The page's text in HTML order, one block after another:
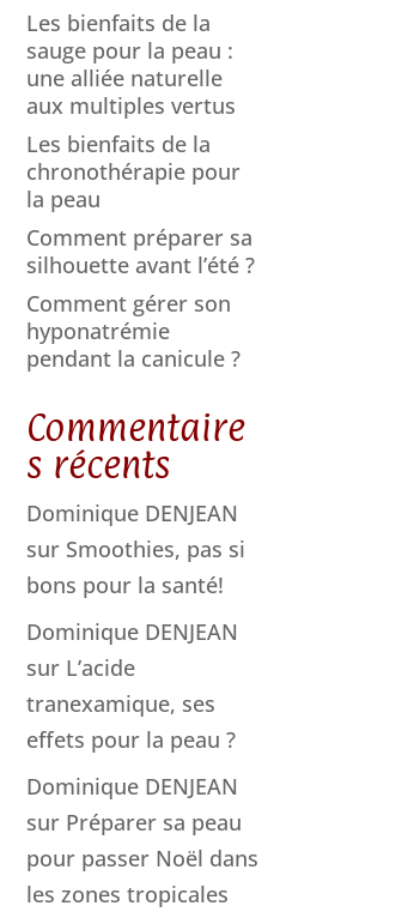
Les bienfaits de la
sauge pour la peau :
une alliée naturelle
aux multiples vertus
Les bienfaits de la
chronothérapie pour
la peau
Comment préparer sa
silhouette avant l’été ?
Comment gérer son
hyponatrémie
pendant la canicule ?
Commentaire
s récents
Dominique DENJEAN
sur Smoothies, pas si
bons pour la santé!
Dominique DENJEAN
sur L’acide
tranexamique, ses
effets pour la peau ?
Dominique DENJEAN
sur Préparer sa peau
pour passer Noël dans
les zones tropicales